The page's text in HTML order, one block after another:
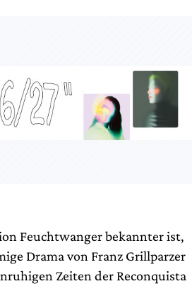
Feuchtwanger bekannter ist,
Drama von Franz Grillparzer
Zeiten der Reconquista